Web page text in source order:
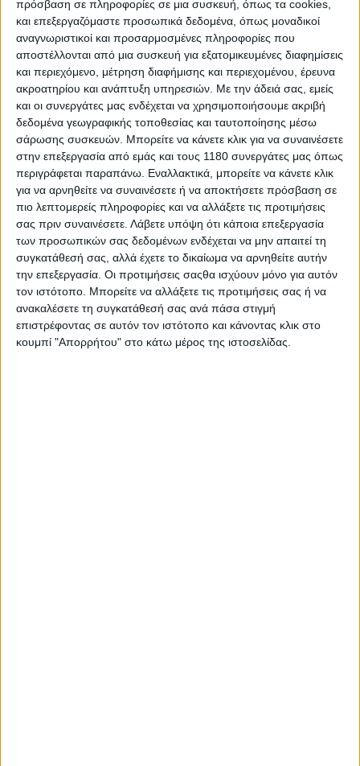
πρόσβαση σε πληροφορίες σε μια συσκευή, όπως τα cookies,
και επεξεργαζόμαστε προσωπικά δεδομένα, όπως μοναδικοί
αναγνωριστικοί και προσαρμοσμένες πληροφορίες που
αποστέλλονται από μια συσκευή για εξατομικευμένες διαφημίσεις
και περιεχόμενο, μέτρηση διαφήμισης και περιεχομένου, έρευνα
ακροατηρίου και ανάπτυξη υπηρεσιών. Με την άδειά σας, εμείς
και οι συνεργάτες μας ενδέχεται να χρησιμοποιήσουμε ακριβή
δεδομένα γεωγραφικής τοποθεσίας και ταυτοποίησης μέσω
σάρωσης συσκευών. Μπορείτε να κάνετε κλικ για να συναινέσετε
στην επεξεργασία από εμάς και τους 1180 συνεργάτες μας όπως
περιγράφεται παραπάνω. Εναλλακτικά, μπορείτε να κάνετε κλικ
για να αρνηθείτε να συναινέσετε ή να αποκτήσετε πρόσβαση σε
πιο λεπτομερείς πληροφορίες και να αλλάξετε τις προτιμήσεις
σας πριν συναινέσετε. Λάβετε υπόψη ότι κάποια επεξεργασία
των προσωπικών σας δεδομένων ενδέχεται να μην απαιτεί τη
συγκατάθεσή σας, αλλά έχετε το δικαίωμα να αρνηθείτε αυτήν
την επεξεργασία. Οι προτιμήσεις σαςθα ισχύουν μόνο για αυτόν
τον ιστότοπο. Μπορείτε να αλλάξετε τις προτιμήσεις σας ή να
ανακαλέσετε τη συγκατάθεσή σας ανά πάσα στιγμή
επιστρέφοντας σε αυτόν τον ιστότοπο και κάνοντας κλικ στο
κουμπί "Απορρήτου" στο κάτω μέρος της ιστοσελίδας.
στις KTM, Husqvarna και GASGAS, κερδίζοντας τους
υπόλοιπους Ινδούς με μεγάλη διαφορά σε κύρος και
στρατηγική, αφήνοντας τις δικές της μοτοσυκλέτες
χαμηλού budget να αφορούν κυρίως την Ινδία και ένα
πολύ μικρό μέρος της ευρωπαϊκής αγοράς ως...
συμπλήρωμα.
Ας μην ξεχνάμε πως η Bajaj έχει επενδύσει και στην
Triumph κατασκευάζοντας μαζί τους τα μικρά 400άρια.
Με τον τρόπο αυτό η Ευρωπαϊκή πορεία της Bajaj,
κάτι πάρα πολύ σημαντικό για λόγους εσωτερικής
κατανάλωσης στην μεγαλύτερη αγορά μοτοσυκλέτας
του κόσμου, προχωρά με τρόπο διαφορετικό των
υπολοίπων δύο βασικών παικτών.
Η Hero είναι η εταιρεία με την μεγαλύτερη
ρευστότητα που έχει υπάρξει στην ιστορία της
μοτοσυκλέτας. Βρίσκονται στην δεύτερη θέση
παγκοσμίως μετά την Honda, έχοντας ξεπεράσει σε